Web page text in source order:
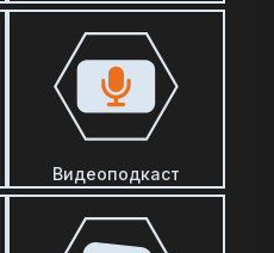
Видеоподкаст